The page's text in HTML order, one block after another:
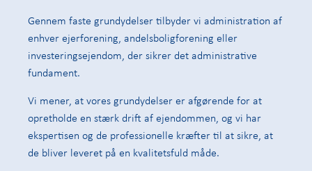
Gennem faste grundydelser tilbyder vi administration af
enhver ejerforening, andelsboligforening eller
investeringsejendom, der sikrer det administrative
fundament.
Vi mener, at vores grundydelser er afgørende for at
opretholde en stærk drift af ejendommen, og vi har
ekspertisen og de professionelle kræfter til at sikre, at
de bliver leveret på en kvalitetsfuld måde.